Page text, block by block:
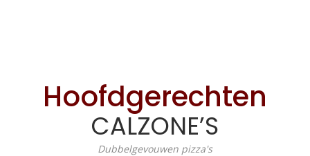
Hoofdgerechten
CALZONE’S
Dubbelgevouwen pizza's